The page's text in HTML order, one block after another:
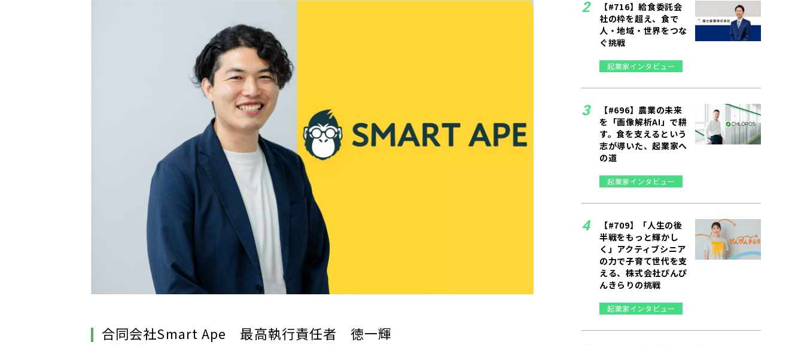
合同会社Smart Ape 最高執行責任者 徳一輝
【#716】給食委託会
社の枠を超え、食で
人・地域・世界をつな
ぐ挑戦
起業家インタビュー
【#696】農業の未来
を「画像解析AI」で耕
す。食を支えるという
志が導いた、起業家へ
の道
起業家インタビュー
【#709】「人生の後
半戦をもっと輝かし
く」アクティブシニア
の力で子育て世代を支
える、株式会社ぴんぴ
んきらりの挑戦
起業家インタビュー